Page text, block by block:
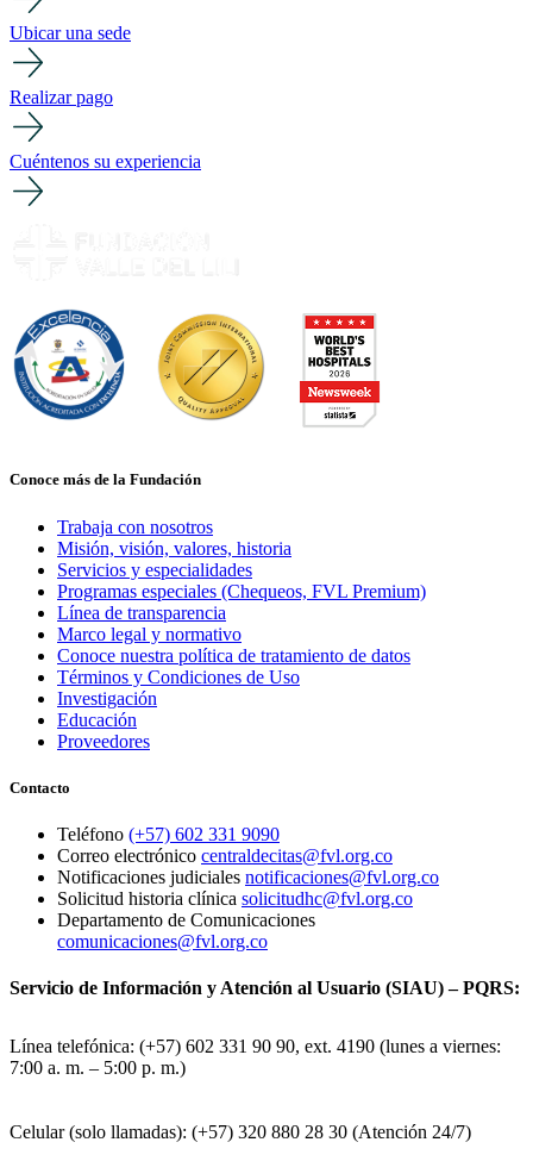
Ubicar una sede
Realizar pago
Cuéntenos su experiencia
Conoce más de la Fundación
Trabaja con nosotros
Misión, visión, valores, historia
Servicios y especialidades
Programas especiales (Chequeos, FVL Premium)
Línea de transparencia
Marco legal y normativo
Conoce nuestra política de tratamiento de datos
Términos y Condiciones de Uso
Investigación
Educación
Proveedores
Contacto
Teléfono (+57) 602 331 9090
Correo electrónico centraldecitas@fvl.org.co
Notificaciones judiciales notificaciones@fvl.org.co
Solicitud historia clínica solicitudhc@fvl.org.co
Departamento de Comunicaciones
comunicaciones@fvl.org.co
Servicio de Información y Atención al Usuario (SIAU) – PQRS:
Línea telefónica: (+57) 602 331 90 90, ext. 4190 (lunes a viernes:
7:00 a. m. – 5:00 p. m.)
Celular (solo llamadas): (+57) 320 880 28 30 (Atención 24/7)